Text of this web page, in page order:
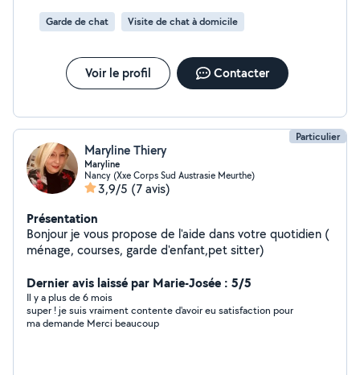
Garde de chat Visite de chat à domicile
Voir le profil Contacter
Particulier
Maryline Thiery
Maryline
Nancy (Xxe Corps Sud Austrasie Meurthe)
3,9/5 (7 avis)
Présentation
Bonjour je vous propose de l'aide dans votre quotidien (
ménage, courses, garde d'enfant,pet sitter)
Dernier avis laissé par Marie-Josée : 5/5
Il y a plus de 6 mois
super ! je suis vraiment contente d'avoir eu satisfaction pour
ma demande Merci beaucoup